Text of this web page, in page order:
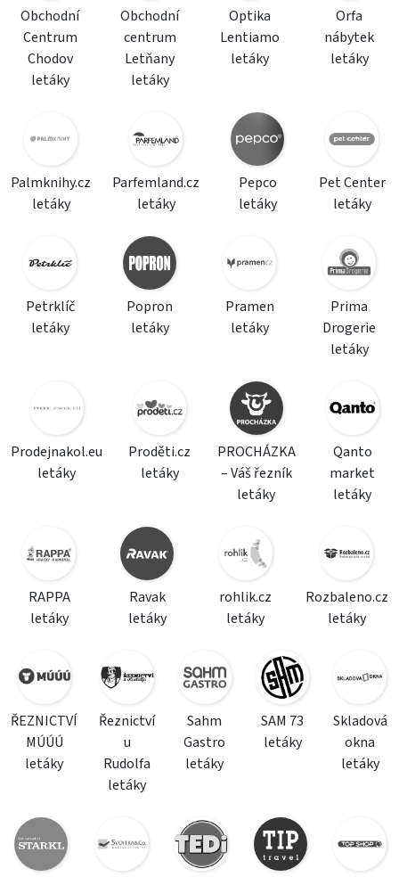
Obchodní
Centrum
Chodov
letáky
Obchodní
centrum
Letňany
letáky
Optika
Lentiamo
letáky
Orfa
nábytek
letáky
Palmknihy.cz
letáky
Parfemland.cz
letáky
Pepco
letáky
Pet Center
letáky
Petrklíč
letáky
Popron
letáky
Pramen
letáky
Prima
Drogerie
letáky
Prodejnakol.eu
letáky
Proděti.cz
letáky
PROCHÁZKA
– Váš řezník
letáky
Qanto
market
letáky
RAPPA
letáky
Ravak
letáky
rohlik.cz
letáky
Rozbaleno.cz
letáky
ŘEZNICTVÍ
MÚÚÚ
letáky
Řeznictví
u
Rudolfa
letáky
Sahm
Gastro
letáky
SAM 73
letáky
Skladová
okna
letáky